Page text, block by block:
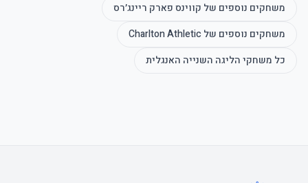
משחקים נוספים של קווינס פארק ריינג׳רס
משחקים נוספים של Charlton Athletic
כל משחקיהליגה השנייה האנגלית